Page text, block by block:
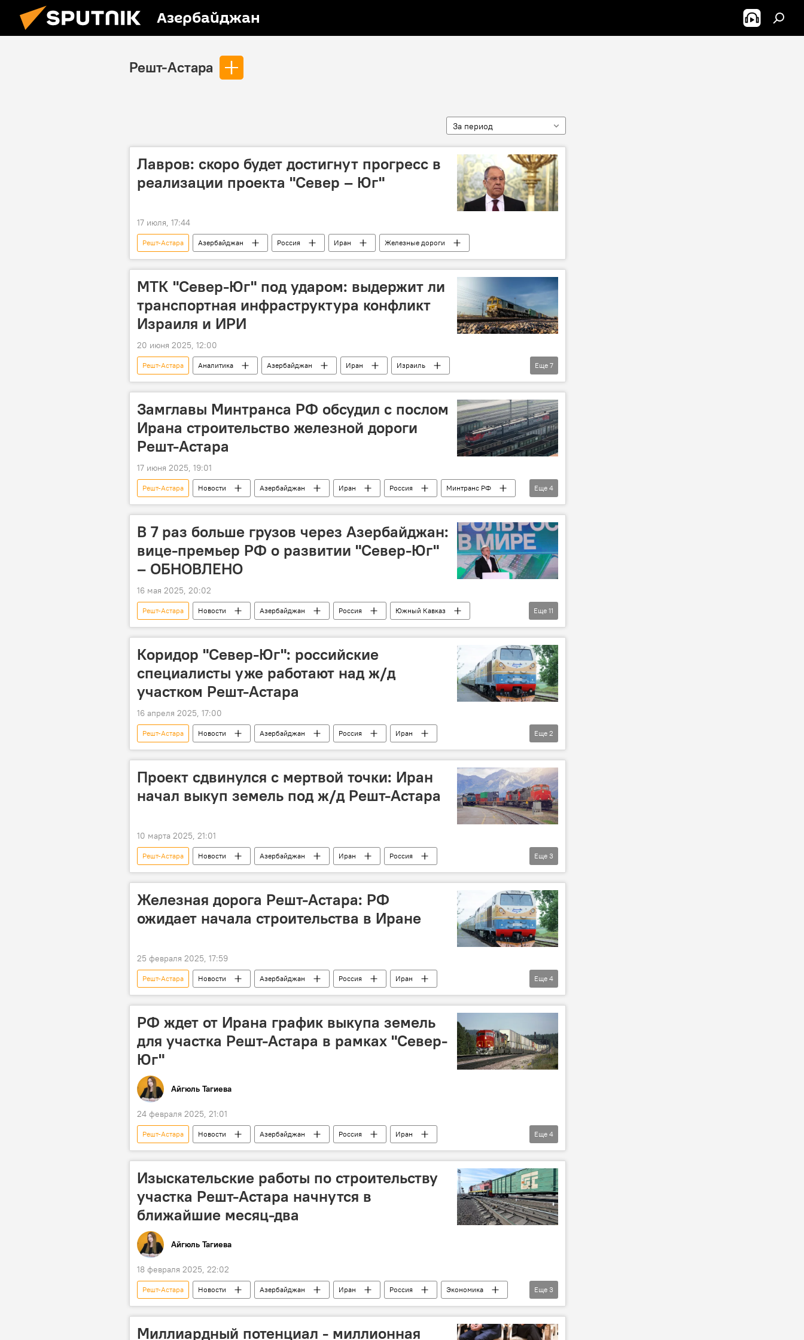
Азербайджан
Решт-Астара
За период
Лавров: скоро будет достигнут прогресс в
реализации проекта "Север – Юг"
17 июля, 17:44
Решт-Астара Азербайджан Россия Иран Железные дороги
МТК "Север-Юг" под ударом: выдержит ли
транспортная инфраструктура конфликт
Израиля и ИРИ
20 июня 2025, 12:00
Решт-Астара Аналитика Азербайджан Иран
Израиль
Ближний Восток
Коридор "Север-Юг" Конфликт Эскалация
Эксперт
Еще 7
Замглавы Минтранса РФ обсудил с послом
Ирана строительство железной дороги
Решт-Астара
17 июня 2025, 19:01
Решт-Астара Новости Азербайджан Иран Россия
Минтранс РФ
Замминистра
международный транспортный коридор "Север-Юг"
Железная дорога
Еще 4
В 7 раз больше грузов через Азербайджан:
вице-премьер РФ о развитии "Север-Юг"
– ОБНОВЛЕНО
16 мая 2025, 20:02
Решт-Астара Новости Азербайджан Россия
Южный Кавказ
Коридор "Север-Юг"
Иран Алексей Оверчук
Каспийское море
министерство транспорта РФ
Роман Старовойт
Международный экономический форум "Россия – Исламский мир: KazanForum"
КПП
Еще 11
Коридор "Север-Юг": российские
специалисты уже работают над ж/д
участком Решт-Астара
16 апреля 2025, 17:00
Решт-Астара Новости Азербайджан Россия
Иран
Железная дорога
Коридор "Север-Юг" Кредит
Еще 2
Проект сдвинулся с мертвой точки: Иран
начал выкуп земель под ж/д Решт-Астара
10 марта 2025, 21:01
Решт-Астара Новости Азербайджан Иран
Россия
международный транспортный коридор "Север-Юг"
Земли
Еще 3
Железная дорога Решт-Астара: РФ
ожидает начала строительства в Иране
25 февраля 2025, 17:59
Решт-Астара Новости Азербайджан Россия
Иран
Коридор "Север-Юг"
Экономика Железная дорога ЕАЭС
Еще 4
РФ ждет от Ирана график выкупа земель
для участка Решт-Астара в рамках "Север-
Юг"
Айгюль Тагиева
24 февраля 2025, 21:01
Решт-Астара Новости Азербайджан Россия
Иран
Коридор "Север-Юг"
Минтранс РФ Роман Старовойт Алексей Оверчук
Еще 4
Изыскательские работы по строительству
участка Решт-Астара начнутся в
ближайшие месяц-два
Айгюль Тагиева
18 февраля 2025, 22:02
Решт-Астара Новости Азербайджан Иран Россия
Экономика
Логистика
международный транспортный коридор "Север-Юг" Роман Старовойт
Еще 3
Миллиардный потенциал - миллионная